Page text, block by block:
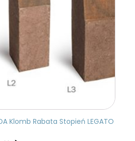
Klomb Rabata Stopień LEGATO